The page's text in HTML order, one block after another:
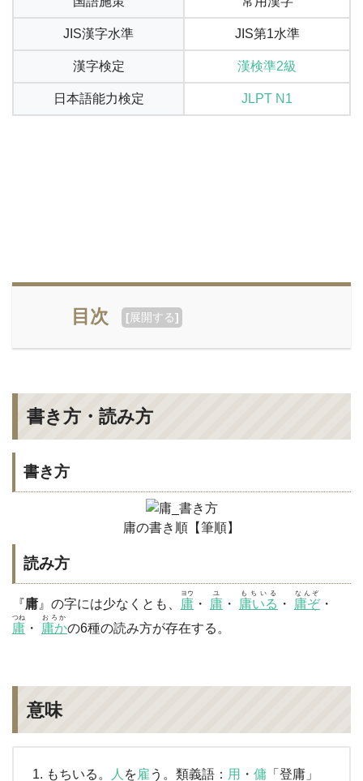
JIS漢字水準 JIS第1水準
漢字検定 漢検準2級
日本語能力検定 JLPT N1
目次 [展開する]
書き方・読み方
書き方
庸の書き順【筆順】
読み方
『庸』の字には少なくとも、 庸
ヨウ
・ 庸
ユ
・ 庸いる
もちいる
・ 庸ぞ
なんぞ
・
庸
つね
・ 庸か
おろか
の6種の読み方が存在する。
意味
もちいる。 人 を雇 う。類義語： 用 ・ 傭 「登庸」